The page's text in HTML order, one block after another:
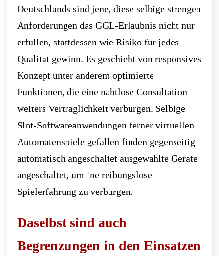
Deutschlands sind jene, diese selbige strengen
Anforderungen das GGL-Erlaubnis nicht nur
erfullen, stattdessen wie Risiko fur jedes
Qualitat gewinn. Es geschieht von responsives
Konzept unter anderem optimierte
Funktionen, die eine nahtlose Consultation
weiters Vertraglichkeit verburgen. Selbige
Slot-Softwareanwendungen ferner virtuellen
Automatenspiele gefallen finden gegenseitig
automatisch angeschaltet ausgewahlte Gerate
angeschaltet, um ‘ne reibungslose
Spielerfahrung zu verburgen.
Daselbst sind auch
Begrenzungen in den Einsatzen